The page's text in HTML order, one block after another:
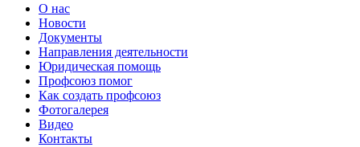
О нас
Новости
Документы
Направления деятельности
Юридическая помощь
Профсоюз помог
Как создать профсоюз
Фотогалерея
Видео
Контакты